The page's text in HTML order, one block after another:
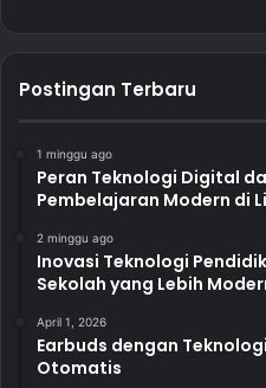
Postingan Terbaru
1 minggu ago
Peran Teknologi Digital
Pembelajaran Modern di
2 minggu ago
Inovasi Teknologi
Sekolah yang Lebih
April 1, 2026
Earbuds dengan
Otomatis